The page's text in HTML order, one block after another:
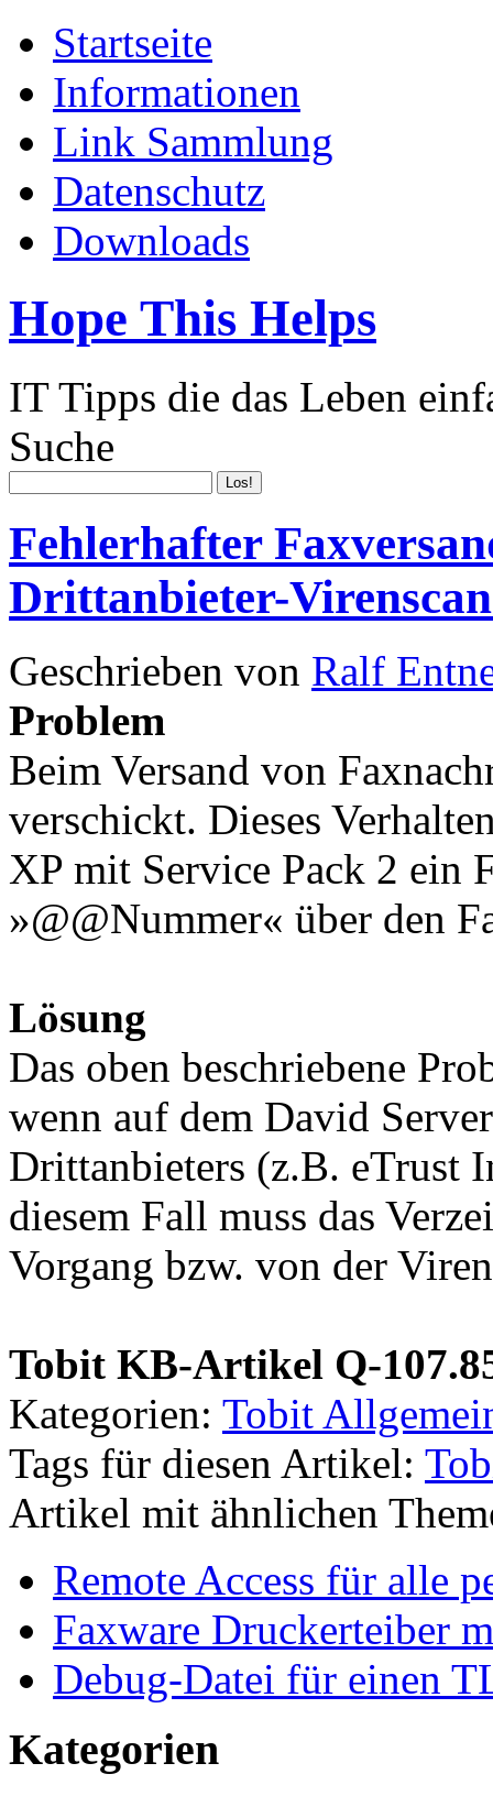
Startseite
Informationen
Link Sammlung
Datenschutz
Downloads
Hope This Helps
IT Tipps die das Leben
Suche
Fehlerhafter
Drittanbieter-
Geschrieben von Ralf
Problem
Beim Versand von
verschickt. Dieses
XP mit Service Pack 2 ein
»@@Nummer« über den
Lösung
Das oben beschriebene
wenn auf dem David
Drittanbieters (z.B. eTrust
diesem Fall muss das
Vorgang bzw. von der
Tobit KB-Artikel Q-
Kategorien: Tobit
Tags für diesen Artikel:
Artikel mit ähnlichen
Remote Access für alle
Faxware Druckerteiber
Debug-Datei für einen
Kategorien